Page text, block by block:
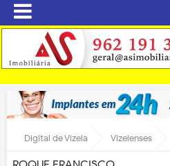
Digital de Vizela Vizelenses